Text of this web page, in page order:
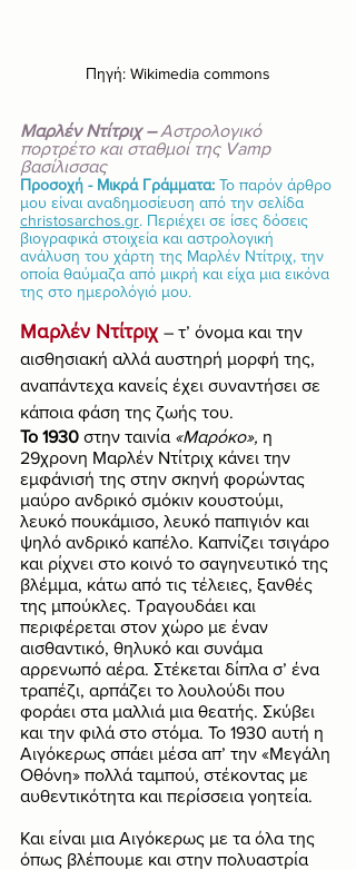
Πηγή: Wikimedia commons
Μαρλέν Ντίτριχ – Αστρολογικό
πορτρέτο και σταθμοί της Vamp
βασίλισσας
Προσοχή - Μικρά Γράμματα: Το παρόν άρθρο
μου είναι αναδημοσίευση από την σελίδα
christosarchos.gr. Περιέχει σε ίσες δόσεις
βιογραφικά στοιχεία και αστρολογική
ανάλυση του χάρτη της Μαρλέν Ντίτριχ, την
οποία θαύμαζα από μικρή και είχα μια εικόνα
της στο ημερολόγιό μου.
Μαρλέν Ντίτριχ – τ’ όνομα και την
αισθησιακή αλλά αυστηρή μορφή της,
αναπάντεχα κανείς έχει συναντήσει σε
κάποια φάση της ζωής του.
Το 1930 στην ταινία «Μαρόκο», η
29χρονη Μαρλέν Ντίτριχ κάνει την
εμφάνισή της στην σκηνή φορώντας
μαύρο ανδρικό σμόκιν κουστούμι,
λευκό πουκάμισο, λευκό παπιγιόν και
ψηλό ανδρικό καπέλο. Καπνίζει τσιγάρο
και ρίχνει στο κοινό το σαγηνευτικό της
βλέμμα, κάτω από τις τέλειες, ξανθές
της μπούκλες. Τραγουδάει και
περιφέρεται στον χώρο με έναν
αισθαντικό, θηλυκό και συνάμα
αρρενωπό αέρα. Στέκεται δίπλα σ’ ένα
τραπέζι, αρπάζει το λουλούδι που
φοράει στα μαλλιά μια θεατής. Σκύβει
και την φιλά στο στόμα. Το 1930 αυτή η
Αιγόκερως σπάει μέσα απ’ την «Μεγάλη
Οθόνη» πολλά ταμπού, στέκοντας με
αυθεντικότητα και περίσσεια γοητεία.
Και είναι μια Αιγόκερως με τα όλα της
όπως βλέπουμε και στην πολυαστρία